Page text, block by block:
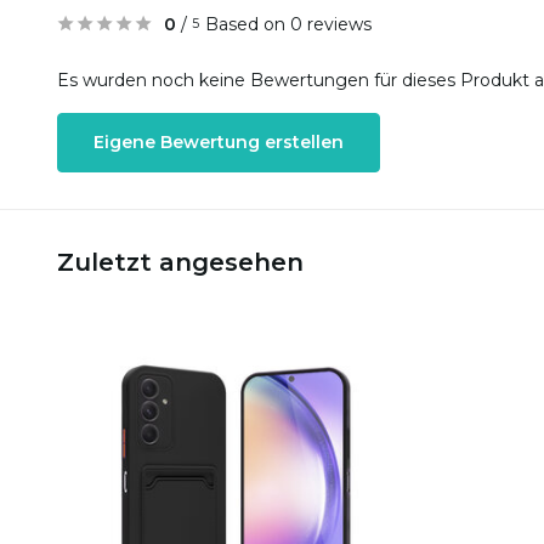
0 / 5 Based on 0 reviews
Es wurden noch keine Bewertungen für dieses Produkt
Eigene Bewertung erstellen
Zuletzt angesehen